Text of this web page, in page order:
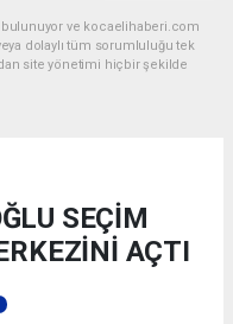
bulunuyor ve kocaelihaberi.com
dolaylı tüm sorumluluğu tek
site yönetimi hiçbir şekilde
SEÇİM
AÇTI